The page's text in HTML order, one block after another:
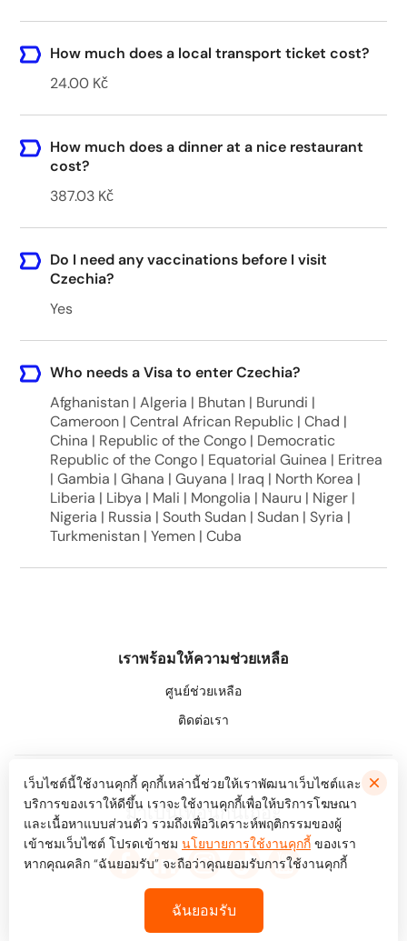
How much does a local transport ticket cost?
24.00 Kč
How much does a dinner at a nice restaurant
cost?
387.03 Kč
Do I need any vaccinations before I visit
Czechia?
Yes
Who needs a Visa to enter Czechia?
Afghanistan | Algeria | Bhutan | Burundi |
Cameroon | Central African Republic | Chad |
China | Republic of the Congo | Democratic
Republic of the Congo | Equatorial Guinea | Eritrea
| Gambia | Ghana | Guyana | Iraq | North Korea |
Liberia | Libya | Mali | Mongolia | Nauru | Niger |
Nigeria | Russia | South Sudan | Sudan | Syria |
Turkmenistan | Yemen | Cuba
เราพร้อมให้ความช่วยเหลือ
ศูนย์ช่วยเหลือ
ติดต่อเรา
มาเป็นเพื่อนกันเถอะ
© Bookaway2026
เว็บไซต์นี้ใช้งานคุกกี้ คุกกี้เหล่านี้ช่วยให้เราพัฒนาเว็บไซต์และ
บริการของเราให้ดีขึ้น เราจะใช้งานคุกกี้เพื่อให้บริการโฆษณา
และเนื้อหาแบบส่วนตัว รวมถึงเพื่อวิเคราะห์พฤติกรรมของผู้
เข้าชมเว็บไซต์ โปรดเข้าชม นโยบายการใช้งานคุกกี้ ของเรา
หากคุณคลิก “ฉันยอมรับ” จะถือว่าคุณยอมรับการใช้งานคุกกี้
ฉันยอมรับ